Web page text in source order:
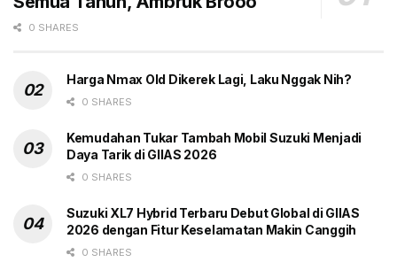
Headline
0 SHARES
Harga Nmax Old Dikerek Lagi, Laku Nggak Nih?
0 SHARES
Kemudahan Tukar Tambah Mobil Suzuki Menjadi
Daya Tarik di GIIAS 2026
0 SHARES
Suzuki XL7 Hybrid Terbaru Debut Global di GIIAS
2026 dengan Fitur Keselamatan Makin Canggih
0 SHARES